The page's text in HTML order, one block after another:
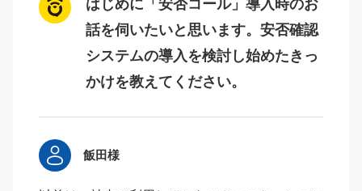
はじめに「安否コール」導入時のお
話を伺いたいと思います。安否確認
システムの導入を検討し始めたきっ
かけを教えてください。
飯田様